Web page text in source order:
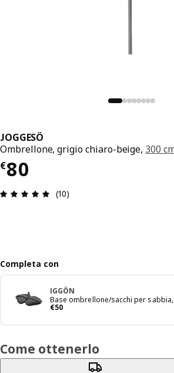
JOGGESÖ
Ombrellone, grigio chiaro-beige, 300
€80
Prezzo € 80
Recensione: 4.9 di 5 stelle.
(10)
Completa con
IGGÖN
Base ombrellone/sacchi per
€50
Prezzo € 50
Come ottenerlo